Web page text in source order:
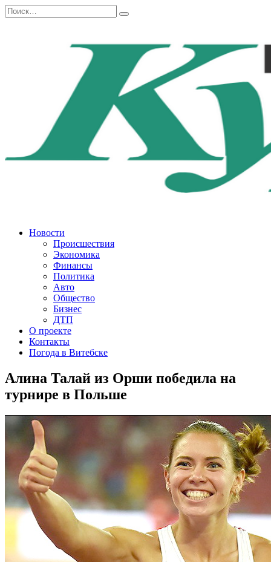
Перейти
к
Search
for:
Новости
Происшествия
Экономика
Финансы
Политика
Авто
Общество
Бизнес
ДТП
О проекте
Контакты
Погода в Витебске
Алина Талай из Орши победила на
турнире в Польше